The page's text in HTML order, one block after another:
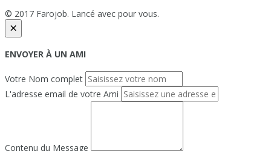
© 2017 Farojob. Lancé avec pour vous.
×
ENVOYER À UN AMI
Votre Nom complet
L'adresse email de votre Ami
Contenu du Message